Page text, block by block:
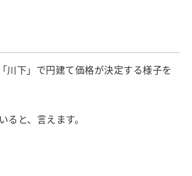
下」で円建て価格が決定する様子を
と、言えます。